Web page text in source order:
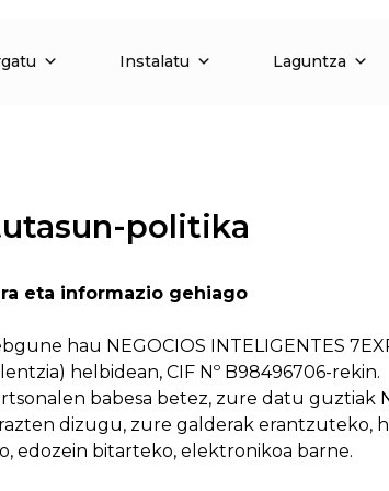
Instalatu Laguntza
politika
eta informazio gehiago
hau NEGOCIOS INTELIGENTES
helbidean, CIF Nº B98496706-rekin.
babesa betez, zure datu guztiak
dizugu, zure galderak erantzuteko,
edozein bitarteko, elektronikoa barne.